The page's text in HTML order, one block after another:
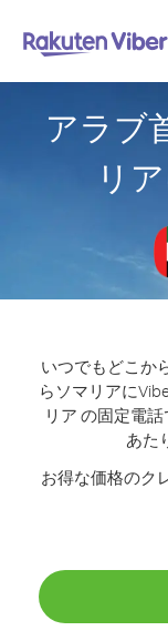
アラブ
リ
いつでもどこか
らソマリアに
リア の固定電
あた
お得な価格のク